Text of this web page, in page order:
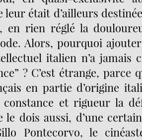
leur était d’ailleurs
en rien réglé la
Alors, pourquoi
italien n’a jamais
? C’est étrange, parce
en partie d’origine
et rigueur la
le dois aussi, d’une
Pontecorvo, le